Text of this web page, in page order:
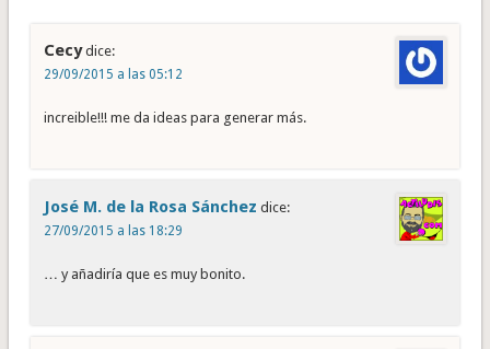
Cecy dice:
29/09/2015 a las 05:12
increible!!! me da ideas para generar más.
José M. de la Rosa Sánchez dice:
27/09/2015 a las 18:29
… y añadiría que es muy bonito.